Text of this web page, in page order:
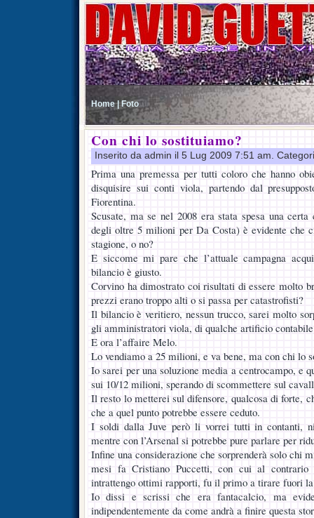
Home | Foto
Con chi lo sostituiamo?
Inserito da admin il 5 Lug 2009 7:51 am.
Prima una premessa per tutti coloro che hanno
disquisire sui conti viola, partendo dal
Fiorentina.
Scusate, ma se nel 2008 era stata spesa una
degli oltre 5 milioni per Da Costa) è evidente che
stagione, o no?
E siccome mi pare che l’attuale campagna
bilancio è giusto.
Corvino ha dimostrato coi risultati di essere molto
prezzi erano troppo alti o si passa per catastrofisti?
Il bilancio è veritiero, nessun trucco, sarei molto
gli amministratori viola, di qualche artificio
E ora l’affaire Melo.
Lo vendiamo a 25 milioni, e va bene, ma con chi lo
Io sarei per una soluzione media a centrocampo, e
sui 10/12 milioni, sperando di scommettere sul
Il resto lo metterei sul difensore, qualcosa di forte,
che a quel punto potrebbe essere ceduto.
I soldi dalla Juve però li vorrei tutti in contanti,
mentre con l’Arsenal si potrebbe pure parlare per
Infine una considerazione che sorprenderà solo chi
mesi fa Cristiano Puccetti, con cui al contrario
intrattengo ottimi rapporti, fu il primo a tirare fuori
Io dissi e scrissi che era fantacalcio, ma
indipendentemente da come andrà a finire questa